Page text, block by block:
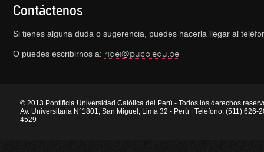
Contáctenos
Si tienes alguna duda o sugerencia, puedes hacerla llegar al
O puedes escribirnos a: ridei@pucp.edu.pe
© 2013 Pontificia Universidad Católica del Perú - Todos los derechos
Av. Universitaria N°1801, San Miguel, Lima 32 - Perú | Teléfono: (511) 626-
4529